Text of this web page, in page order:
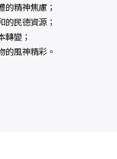
的精神焦慮；
的民德資源；
轉變；
的風神精彩。